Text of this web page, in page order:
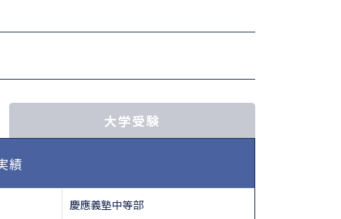
大学受験
績
慶應義塾中等部